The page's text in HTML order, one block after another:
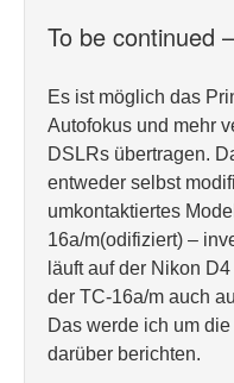
To be continued
Es ist möglich das
Autofokus und mehr
DSLRs übertragen.
entweder selbst
umkontaktiertes
16a/m(odifiziert) –
läuft auf der Nikon
der TC-16a/m auch
Das werde ich um
darüber berichten.